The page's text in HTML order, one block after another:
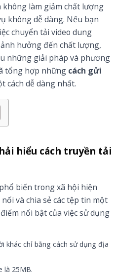
làm giảm chất lượng
không dễ dàng. Nếu bạn
chuyển tải video dung
hưởng đến chất lượng,
những giải pháp và phương
tổng hợp những cách gửi
cách dễ dàng nhất.
hiểu cách truyền tải
biến trong xã hội hiện
và chia sẻ các tệp tin một
nổi bật của việc sử dụng
khác chỉ bằng cách sử dụng địa
là 25MB.